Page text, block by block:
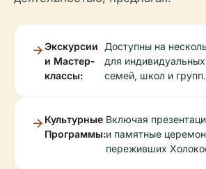
Экскурсии
и Мастер-
классы:
Доступны на
для
семей, школ и групп.
Культурные
Программы:
Включая
и памятные
переживших